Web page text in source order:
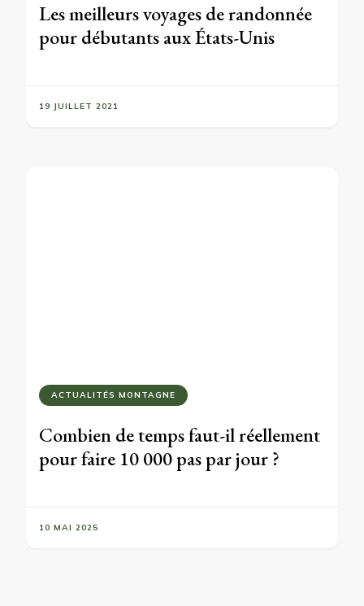
Les meilleurs voyages de randonnée
pour débutants aux États-Unis
19 JUILLET 2021
ACTUALITÉS MONTAGNE
Combien de temps faut-il réellement
pour faire 10 000 pas par jour ?
10 MAI 2025